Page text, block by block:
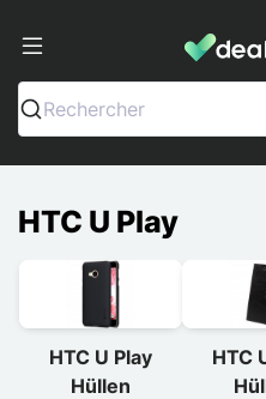
Dealy -
Rechercher
HTC U Play
HTC U Play
Hüllen
HTC